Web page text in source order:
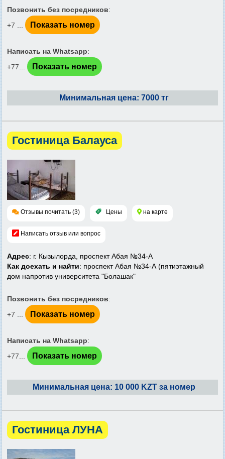
Позвонить без посредников:
+7 ...
Показать номер
Написать на Whatsapp:
+77...
Показать номер
Минимальная цена: 7000 тг
Гостиница Балауса
Отзывы почитать (3) Цены на карте
Написать отзыв или вопрос
Адрес: г. Кызылорда, проспект Абая №34-А
Как доехать и найти: проспект Абая №34-А (пятиэтажный
дом напротив университета "Болашак"
Позвонить без посредников:
+7 ...
Показать номер
Написать на Whatsapp:
+77...
Показать номер
Минимальная цена: 10 000 KZT за номер
Гостиница ЛУНА